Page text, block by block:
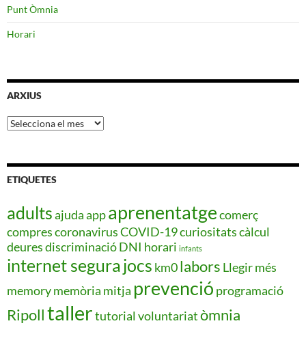
Punt Òmnia
Horari
ARXIUS
Arxius
ETIQUETES
adultsajudaappaprenentatgecomerç
comprescoronavirusCOVID-19curiositatscàlcul
deuresdiscriminacióDNI horari infants
internet segurajocs km0labors Llegir més
memorymemòria mitja prevenció programació
Ripolltallertutorial voluntariatòmnia